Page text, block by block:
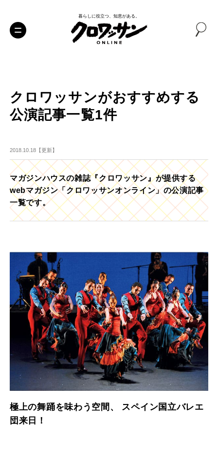
暮らしに役立つ、知恵がある。
クロワッサンがおすすめする
公演記事一覧1件
2018.10.18【更新】
マガジンハウスの雑誌『クロワッサン』が提供する
webマガジン「クロワッサンオンライン」の公演記事
一覧です。
極上の舞踊を味わう空間、 スペイン国立バレエ
団来日！